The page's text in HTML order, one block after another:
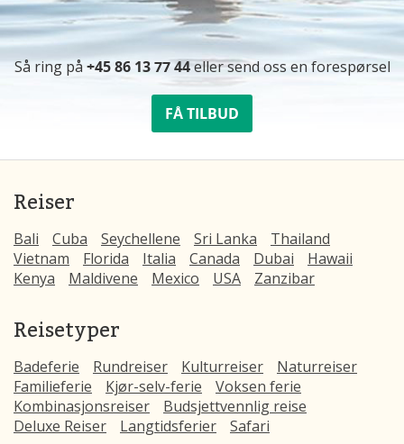
Så ring på +45 86 13 77 44eller send oss ​​en forespørsel
FÅ TILBUD
Reiser
Bali Cuba Seychellene Sri Lanka
Thailand
Vietnam
Florida Italia Canada Dubai
Hawaii
Kenya
Maldivene Mexico USA Zanzibar
Reisetyper
Badeferie Rundreiser Kulturreiser
Naturreiser
Familieferie
Kjør-selv-ferie
Voksen ferie
Kombinasjonsreiser
Budsjettvennlig reise
Deluxe Reiser
Langtidsferier Safari